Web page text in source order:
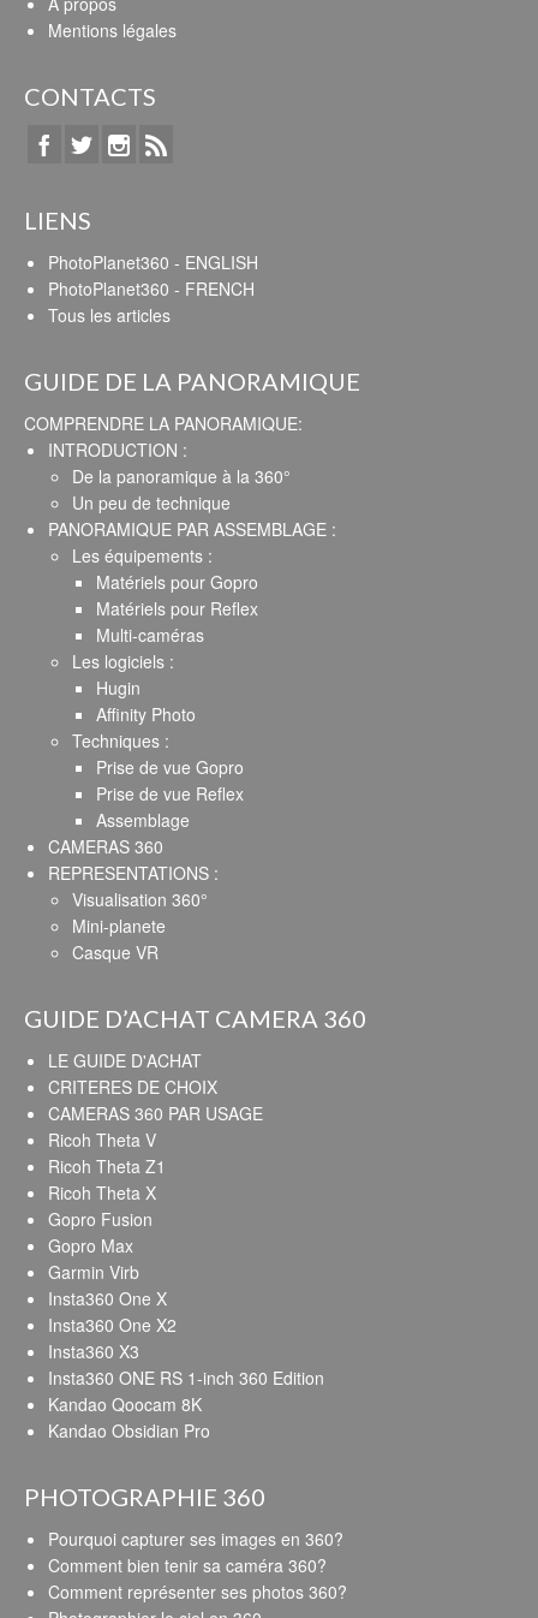
Mentions légales
CONTACTS
LIENS
PhotoPlanet360 - ENGLISH
PhotoPlanet360 - FRENCH
Tous les articles
GUIDE DE LA PANORAMIQUE
COMPRENDRE LA PANORAMIQUE:
INTRODUCTION :
De la panoramique à la 360°
Un peu de technique
PANORAMIQUE PAR ASSEMBLAGE :
Les équipements :
Matériels pour Gopro
Matériels pour Reflex
Multi-caméras
Les logiciels :
Hugin
Affinity Photo
Techniques :
Prise de vue Gopro
Prise de vue Reflex
Assemblage
CAMERAS 360
REPRESENTATIONS :
Visualisation 360°
Mini-planete
Casque VR
GUIDE D’ACHAT CAMERA 360
LE GUIDE D'ACHAT
CRITERES DE CHOIX
CAMERAS 360 PAR USAGE
Ricoh Theta V
Ricoh Theta Z1
Ricoh Theta X
Gopro Fusion
Gopro Max
Garmin Virb
Insta360 One X
Insta360 One X2
Insta360 X3
Insta360 ONE RS 1-inch 360 Edition
Kandao Qoocam 8K
Kandao Obsidian Pro
PHOTOGRAPHIE 360
Pourquoi capturer ses images en 360?
Comment bien tenir sa caméra 360?
Comment représenter ses photos 360?